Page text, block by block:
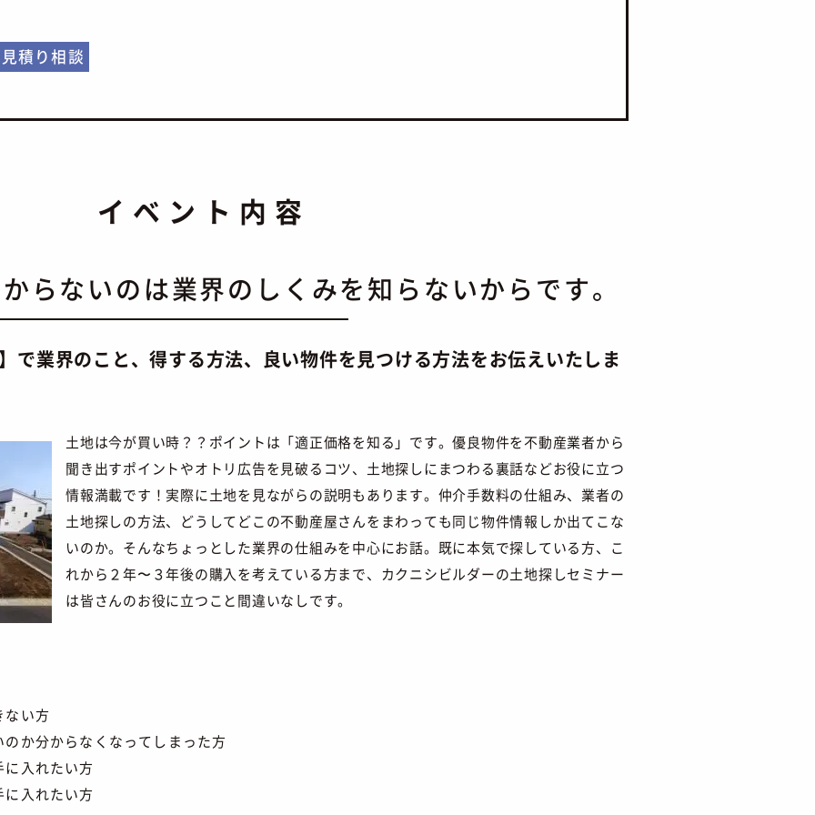
見積り相談
イベント内容
らないのは業界のしくみを知らないからです。
で業界のこと、得する方法、良い物件を見つける方法をお伝えいたしま
土地は今が買い時？？ポイントは「適正価格を知る」です。優良物件を不動産業者から
聞き出すポイントやオトリ広告を見破るコツ、土地探しにまつわる裏話などお役に立つ
情報満載です！実際に土地を見ながらの説明もあります。仲介手数料の仕組み、業者の
土地探しの方法、どうしてどこの不動産屋さんをまわっても同じ物件情報しか出てこな
いのか。そんなちょっとした業界の仕組みを中心にお話。既に本気で探している方、こ
れから２年〜３年後の購入を考えている方まで、カクニシビルダーの土地探しセミナー
は皆さんのお役に立つこと間違いなしです。
ない方
か分からなくなってしまった方
入れたい方
入れたい方